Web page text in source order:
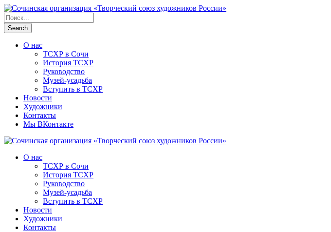
О нас
ТСХР в Сочи
История ТСХР
Руководство
Музей-усадьба
Вступить в ТСХР
Новости
Художники
Контакты
Мы ВКонтакте
О нас
ТСХР в Сочи
История ТСХР
Руководство
Музей-усадьба
Вступить в ТСХР
Новости
Художники
Контакты